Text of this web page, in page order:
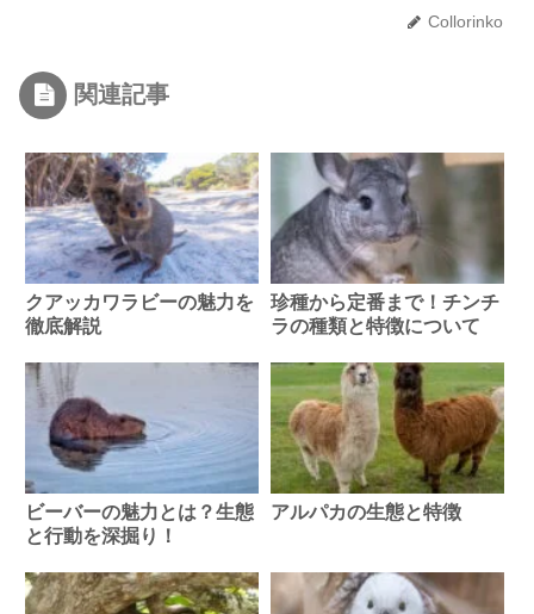
Collorinko
関連記事
クアッカワラビーの魅力を
徹底解説
珍種から定番まで！チンチ
ラの種類と特徴について
ビーバーの魅力とは？生態
と行動を深掘り！
アルパカの生態と特徴